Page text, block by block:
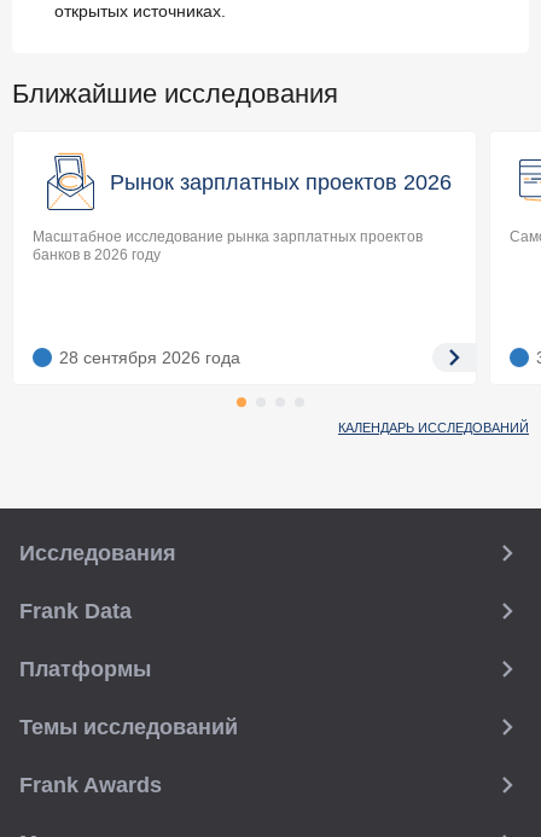
открытых источниках.
Ближайшие исследования
Рынок зарплатных проектов 2026
Масштабное исследование рынка зарплатных проектов
банков в 2026 году
28 сентября 2026 года
КАЛЕНДАРЬ ИССЛЕДОВАНИЙ
Исследования
Frank Data
Платформы
Темы исследований
Frank Awards